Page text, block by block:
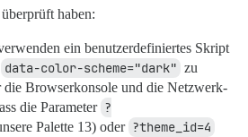
haben:
ein benutzerdefiniertes Skript
data-color-scheme="dark" zu
die Browserkonsole und die Netzwerk-
die Parameter ?
Palette 13) oder ?theme_id=4